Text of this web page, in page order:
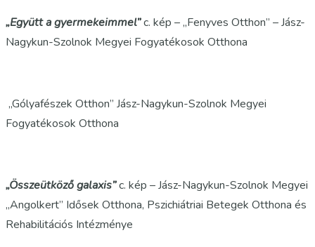
„Együtt a gyermekeimmel”c. kép – „Fenyves Otthon” – Jász-
Nagykun-Szolnok Megyei Fogyatékosok Otthona
„Gólyafészek Otthon” Jász-Nagykun-Szolnok Megyei
Fogyatékosok Otthona
„Összeütköző galaxis”c. kép – Jász-Nagykun-Szolnok Megyei
„Angolkert” Idősek Otthona, Pszichiátriai Betegek Otthona és
Rehabilitációs Intézménye